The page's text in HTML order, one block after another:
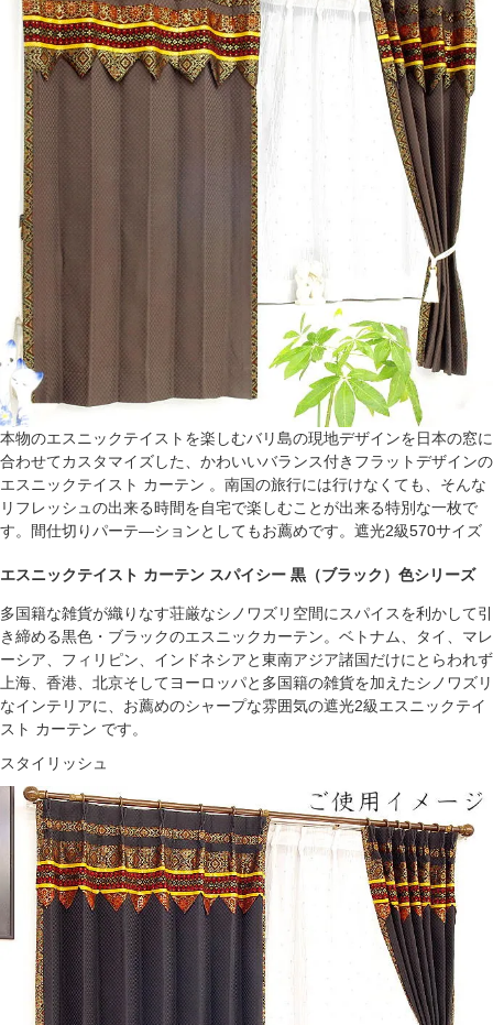
本物のエスニックテイストを楽しむバリ島の現地デザインを日本の窓に
合わせてカスタマイズした、かわいいバランス付きフラットデザインの
エスニックテイスト カーテン 。南国の旅行には行けなくても、そんな
リフレッシュの出来る時間を自宅で楽しむことが出来る特別な一枚で
す。間仕切りパーテ―ションとしてもお薦めです。遮光2級570サイズ
エスニックテイスト カーテン スパイシー 黒（ブラック）色シリーズ
多国籍な雑貨が織りなす荘厳なシノワズリ空間にスパイスを利かして引
き締める黒色・ブラックのエスニックカーテン。ベトナム、タイ、マレ
ーシア、フィリピン、インドネシアと東南アジア諸国だけにとらわれず
上海、香港、北京そしてヨーロッパと多国籍の雑貨を加えたシノワズリ
なインテリアに、お薦めのシャープな雰囲気の遮光2級エスニックテイ
スト カーテン です。
スタイリッシュ